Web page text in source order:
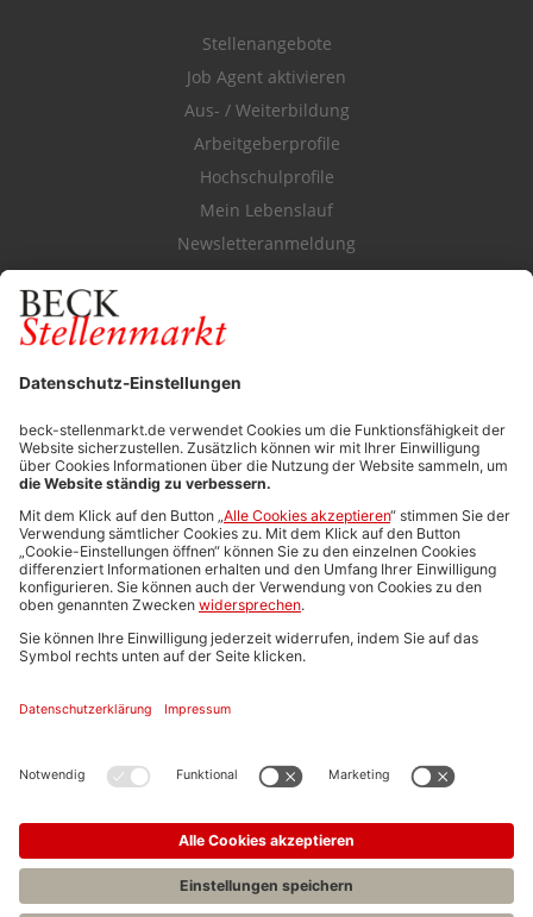
Stellenangebote
Job Agent aktivieren
Aus- / Weiterbildung
Arbeitgeberprofile
Hochschulprofile
Mein Lebenslauf
Newsletteranmeldung
Durchsuchen Sie den Stellenkatalog
FÜR ARBEITGEBER
Stellenmarktpreise
Anzeigen-AGB
Media-Daten
Newsletteranmeldung
Produktübersicht
ALLGEMEIN
FAQs
Impressum
Stellenangebote C.H.BECK